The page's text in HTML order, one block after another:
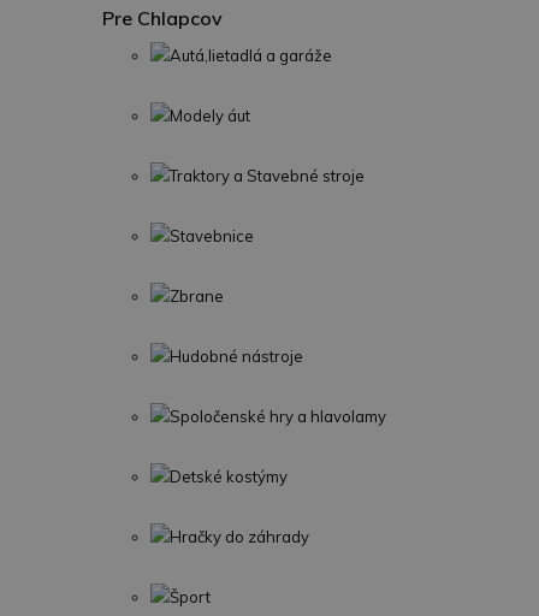
Pre Chlapcov
Autá,lietadlá a garáže
Modely áut
Traktory a Stavebné stroje
Stavebnice
Zbrane
Hudobné nástroje
Spoločenské hry a hlavolamy
Detské kostýmy
Hračky do záhrady
Šport